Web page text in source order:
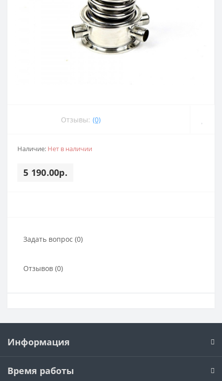
Отзывы: (0)
Наличие: Нет в наличии
5 190.00р.
Задать вопрос (0)
Отзывов (0)
Информация
Время работы